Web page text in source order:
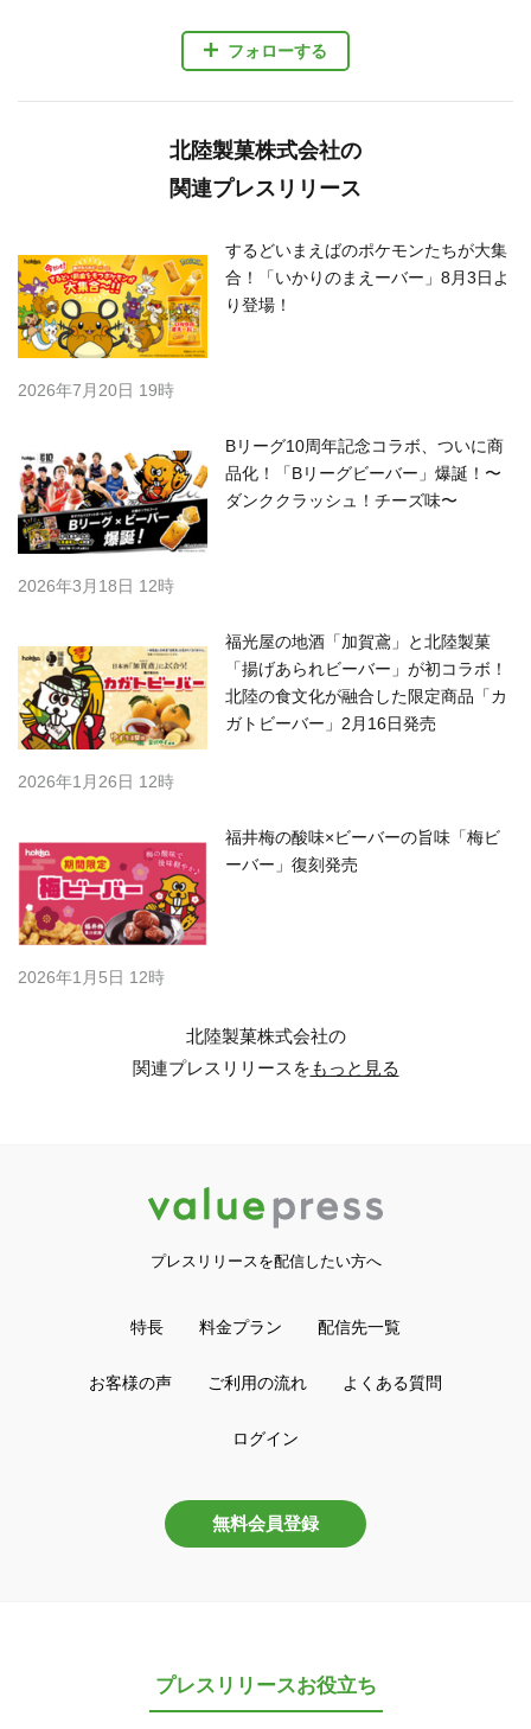
フォローする
北陸製菓株式会社の
関連プレスリリース
するどいまえばのポケモンたちが大集
合！「いかりのまえーバー」8月3日よ
り登場！
2026年7月20日 19時
Bリーグ10周年記念コラボ、ついに商
品化！「Bリーグビーバー」爆誕！〜
ダンククラッシュ！チーズ味〜
2026年3月18日 12時
福光屋の地酒「加賀鳶」と北陸製菓
「揚げあられビーバー」が初コラボ！
北陸の食文化が融合した限定商品「カ
ガトビーバー」2月16日発売
2026年1月26日 12時
福井梅の酸味×ビーバーの旨味「梅ビ
ーバー」復刻発売
2026年1月5日 12時
北陸製菓株式会社の
関連プレスリリースをもっと見る
プレスリリースを配信したい方へ
特長 料金プラン 配信先一覧
お客様の声 ご利用の流れ よくある質問
ログイン
無料会員登録
プレスリリースお役立ち